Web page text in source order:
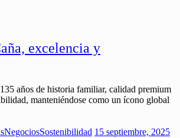
excelencia y
años de historia familiar, calidad premium
manteniéndose como un ícono global
NegociosSostenibilidad 15 septiembre, 2025